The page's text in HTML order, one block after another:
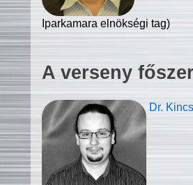
Iparkamara elnökségi tag)
A verseny
Dr.